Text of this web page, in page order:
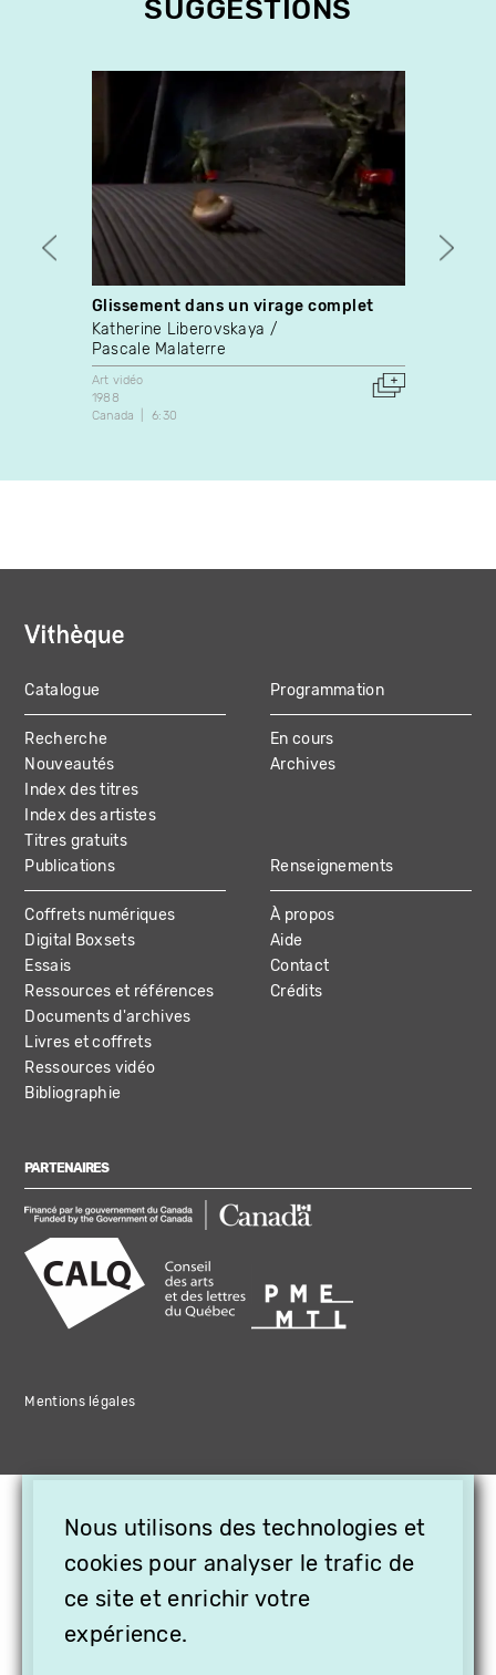
SUGGESTIONS
Glissement dans un virage complet
Katherine Liberovskaya
Pascale Malaterre
Art vidéo
1988
Canada
6:30
MAIN
NAVIGATION
Catalogue
Recherche
Nouveautés
Index des titres
Index des artistes
Titres gratuits
Programmation
En cours
Archives
Publications
Coffrets numériques
Digital Boxsets
Essais
Ressources et références
Documents d'archives
Livres et coffrets
Ressources vidéo
Bibliographie
Renseignements
À propos
Aide
Contact
Crédits
PARTENAIRES
Mentions légales
Nous utilisons des technologies et
cookies pour analyser le trafic de
ce site et enrichir votre
expérience.
OFFREZ LA VIDÉO EN
CADEAU, ABONNEZ VOS
PROCHES À VITHÈQUE !